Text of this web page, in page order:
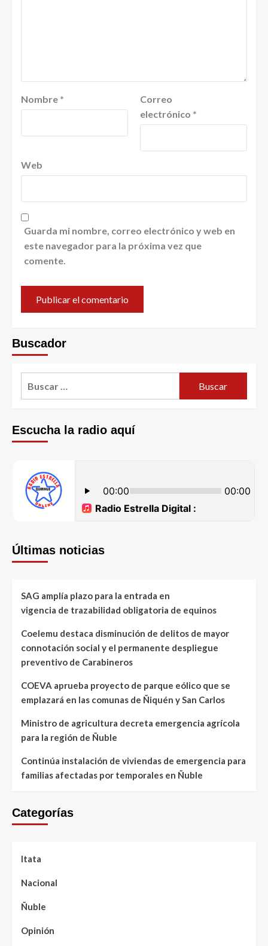
Nombre *
Correo
electrónico *
Web
Guarda mi nombre, correo electrónico y web en
este navegador para la próxima vez que
comente.
Buscador
Escucha la radio aquí
Últimas noticias
SAG amplía plazo para la entrada en
vigencia de trazabilidad obligatoria de equinos
Coelemu destaca disminución de delitos de mayor
connotación social y el permanente despliegue
preventivo de Carabineros
COEVA aprueba proyecto de parque eólico que se
emplazará en las comunas de Ñiquén y San Carlos
Ministro de agricultura decreta emergencia agrícola
para la región de Ñuble
Continúa instalación de viviendas de emergencia para
familias afectadas por temporales en Ñuble
Categorías
Itata
Nacional
Ñuble
Opinión